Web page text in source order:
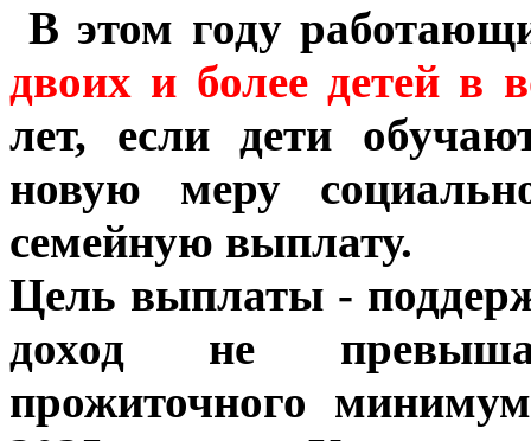
В этом году
двоих и более детей в
лет, если дети
новую меру
семейную выплату.
Цель выплаты -
доход не
прожиточного